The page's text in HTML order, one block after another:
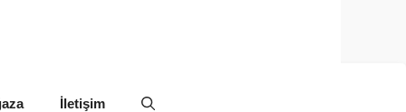
İletişim